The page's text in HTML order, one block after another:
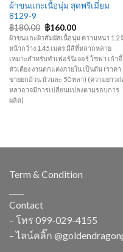
ผ้าขนแกะเนื้อนุ่ม สุดพรีเมี่ยม
8129-9
฿180.00 Original
price
was:
฿180.00.
฿160.00Current
price
is:
฿160.00.
ผ้าขนแกะผิวสัมผัสเนื้อนุ่ม ความหนา 1.2
หน้ากว้าง 1.45 เมตร มีสีที่หลากหลาย
เหมาะสำหรับทำเฟอร์นิเจอร์ โซฟา เก้าอี้
หัวเตียง งานตกแต่งภายใน เป็นต้น (ราคา
ขายยกม้วน ม้วนละ 50 หลา) (ความยาวต่
หลาอาจมีการเปลี่ยนแปลงตามรอบการ
ผลิต)
Term & Condition
Contact
– โทร 099-029-4155
– ไลน์คลิ๊ก